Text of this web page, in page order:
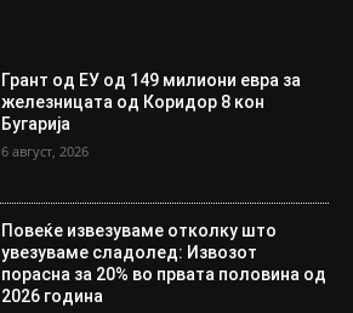
Грант од ЕУ од 149 милиони евра за
железницата од Коридор 8 кон
Бугарија
6 август, 2026
Повеќе извезуваме отколку што
увезуваме сладолед: Извозот
порасна за 20% во првата половина од
2026 година